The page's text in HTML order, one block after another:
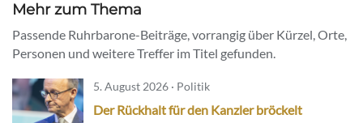
Mehr zum Thema
Passende Ruhrbarone-Beiträge, vorrangig über Kürzel, Orte,
Personen und weitere Treffer im Titel gefunden.
5. August 2026 · Politik
Der Rückhalt für den Kanzler bröckelt